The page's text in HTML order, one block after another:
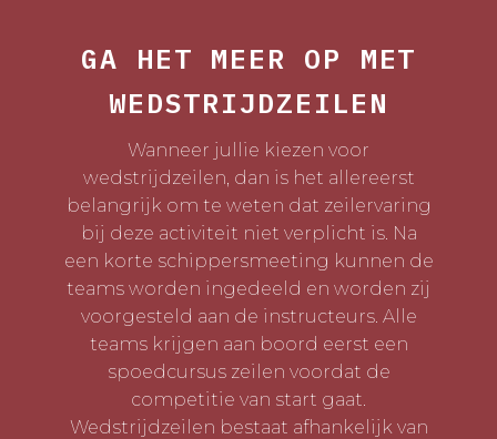
GA HET MEER OP MET
WEDSTRIJDZEILEN
Wanneer jullie kiezen voor
wedstrijdzeilen, dan is het allereerst
belangrijk om te weten dat zeilervaring
bij deze activiteit niet verplicht is. Na
een korte schippersmeeting kunnen de
teams worden ingedeeld en worden zij
voorgesteld aan de instructeurs. Alle
teams krijgen aan boord eerst een
spoedcursus zeilen voordat de
competitie van start gaat.
Wedstrijdzeilen bestaat afhankelijk van